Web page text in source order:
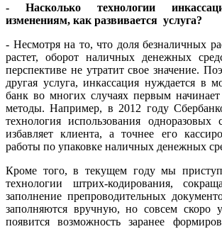
- Насколько технологии
изменениям, как развивается услуга?
- Несмотря на то, что доля безналичных
растет, оборот наличных денежных
перспективе не утратит свое значение.
другая услуга, инкассация нуждается в
банк во многих случаях первым
методы. Например, в 2012 году
технология использования одноразовых
избавляет клиента, а точнее его
работы по упаковке наличных денежных
Кроме того, в текущем году мы
технологии штрих-кодирования,
заполнение препроводительных
заполняются вручную, но совсем скоро
появится возможность заранее